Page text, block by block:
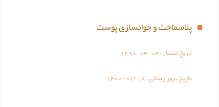
پلاسماجت و جوانسازی پوست
تاریخ انتشار :1398-04-04
تاریخ بروز رسانی :1400-01-18